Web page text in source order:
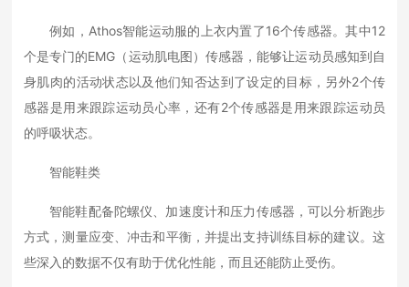
例如，Athos智能运动服的上衣内置了16个传感器。其中12
个是专门的EMG（运动肌电图）传感器，能够让运动员感知到自
身肌肉的活动状态以及他们知否达到了设定的目标，另外2个传
感器是用来跟踪运动员心率，还有2个传感器是用来跟踪运动员
的呼吸状态。
智能鞋类
智能鞋配备陀螺仪、加速度计和压力传感器，可以分析跑步
方式，测量应变、冲击和平衡，并提出支持训练目标的建议。这
些深入的数据不仅有助于优化性能，而且还能防止受伤。